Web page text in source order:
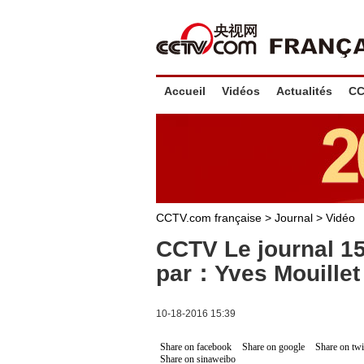
Accueil Vidéos Actualités
CCTV.com française > Journal > Vidéo
CCTV Le journal
par：Yves Mouillet
10-18-2016 15:39
Share on facebook Share on google
Share on
Share on sinaweibo